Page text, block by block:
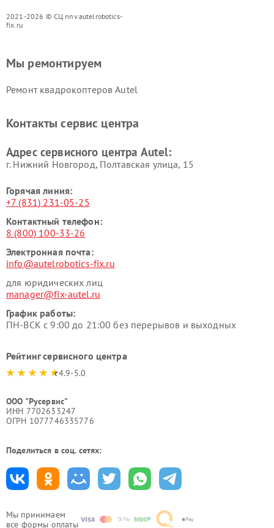
2021-2026 © СЦ nnv.autelrobotics-
fix.ru
Мы принимаем
все формы оплаты
Мы ремонтируем
Ремонт квадрокоптеров Autel
Контакты сервис центра
Адрес сервисного центра Autel:
г. Нижний Новгород, Полтавская улица, 15
Горячая линия:
+7 (831) 231-05-25
Контактный телефон:
8 (800) 100-33-26
Электронная почта:
info@autelrobotics-fix.ru
для юридических лиц
manager@fix-autel.ru
График работы:
ПН-ВСК с 9:00 до 21:00 без перерывов и выходных
Рейтинг сервисного центра
4.9-5.0
ООО "Русервис"
ИНН 7702633247
ОГРН 1077746335776
Поделиться в соц. сетях: